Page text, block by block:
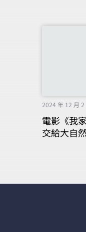
2024 年 12 月 2
電影《我
交給大自